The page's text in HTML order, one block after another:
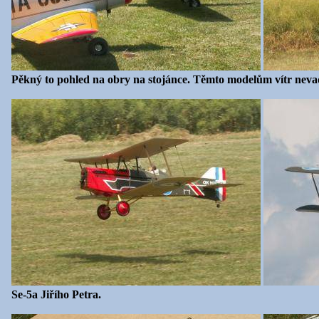
Pěkný to pohled na obry na stojánce. Těmto modelům vítr
Se-5a Jiřího Petra.